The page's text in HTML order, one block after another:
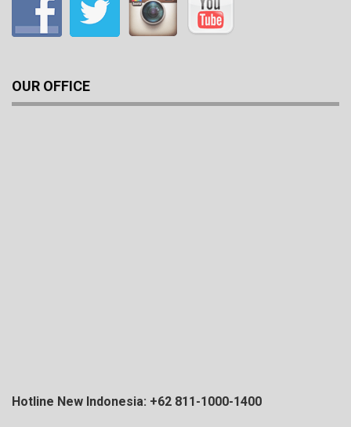
OUR OFFICE
Hotline New Indonesia: +62 811-1000-1400